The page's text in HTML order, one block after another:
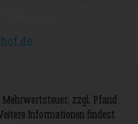
Mehrwertsteuer, zzgl. Pfand
Informationen findest